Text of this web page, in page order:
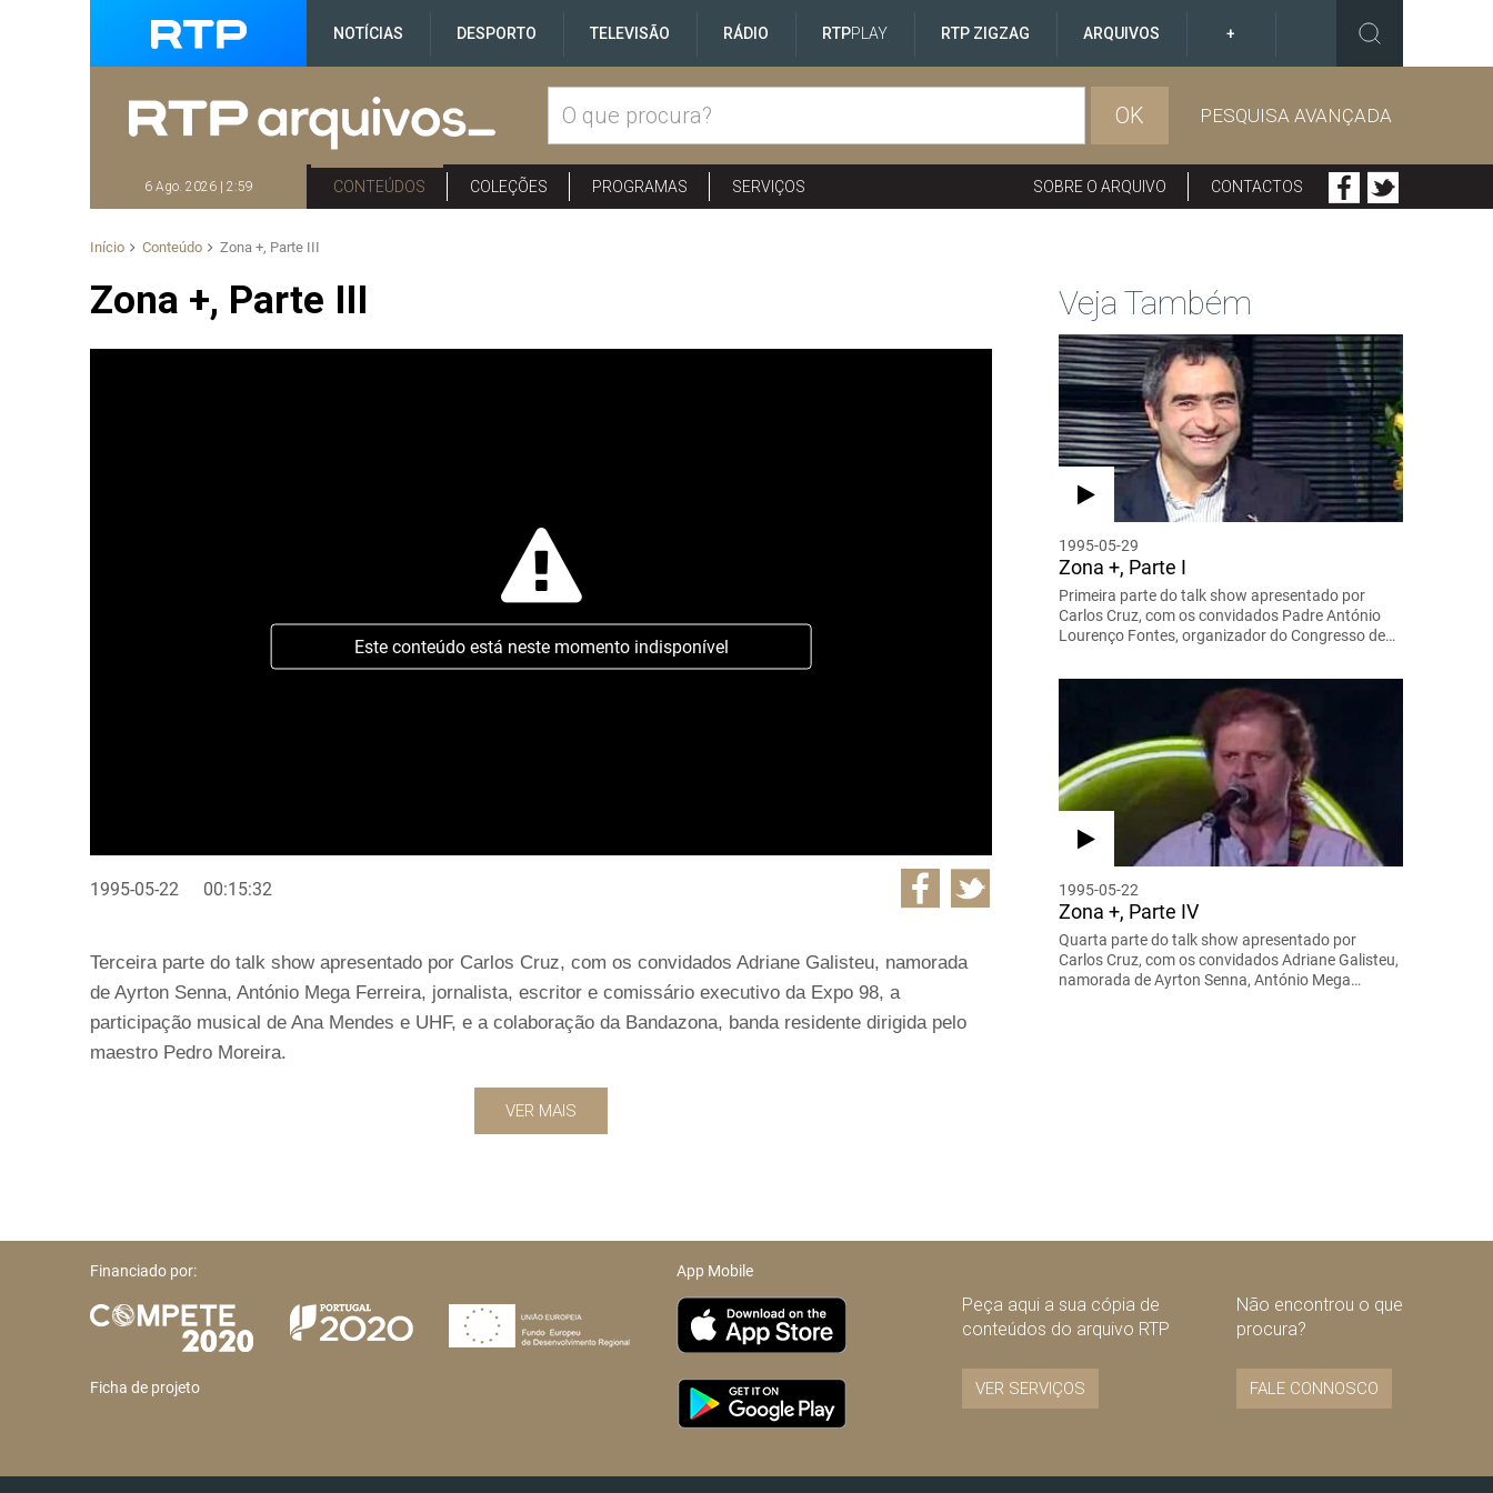
NOTÍCIAS DESPORTO TELEVISÃO RÁDIO RTPPLAY RTP ZIGZAG ARQUIVOS +
OK PESQUISA AVANÇADA
6 Ago. 2026 | 2:59 CONTEÚDOS COLEÇÕES PROGRAMAS SERVIÇOS SOBRE O ARQUIVO CONTACTOS
Início Conteúdo Zona +, Parte III
Zona +, Parte III
Este conteúdo está neste momento indisponível
1995-05-22 00:15:32
Terceira parte do talk show apresentado por Carlos Cruz, com os convidados Adriane Galisteu, namorada
de Ayrton Senna, António Mega Ferreira, jornalista, escritor e comissário executivo da Expo 98, a
participação musical de Ana Mendes e UHF, e a colaboração da Bandazona, banda residente dirigida pelo
maestro Pedro Moreira.
VER MAIS
Veja Também
1995-05-29
Zona +, Parte I
Primeira parte do talk show apresentado por
Carlos Cruz, com os convidados Padre António
Lourenço Fontes, organizador do Congresso de…
1995-05-22
Zona +, Parte IV
Quarta parte do talk show apresentado por
Carlos Cruz, com os convidados Adriane Galisteu,
namorada de Ayrton Senna, António Mega…
Financiado por:
Ficha de projeto
App Mobile
Peça aqui a sua cópia de
conteúdos do arquivo RTP
VER SERVIÇOS
Não encontrou o que
procura?
FALE CONNOSCO